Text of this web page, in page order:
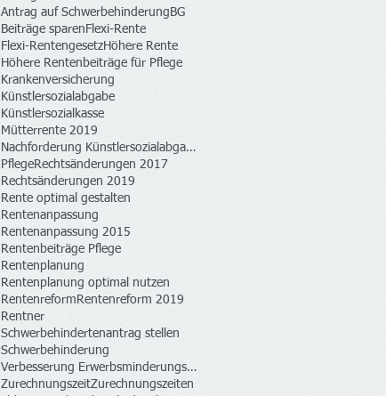
Antrag auf Schwerbehinderung BG
Beiträge sparen Flexi-Rente
Flexi-RentengesetzHöhere Rente
Höhere Rentenbeiträge für Pflege
Krankenversicherung
Künstlersozialabgabe
Künstlersozialkasse
Mütterrente 2019
Nachforderung Künstlersozialabgabe
PflegeRechtsänderungen 2017
Rechtsänderungen 2019
Rente optimal gestalten
Rentenanpassung
Rentenanpassung 2015
Rentenbeiträge Pflege
Rentenplanung
Rentenplanung optimal nutzen
Rentenreform Rentenreform 2019
Rentner
Schwerbehindertenantrag stellen
Schwerbehinderung
Verbesserung Erwerbsminderungsrenten
ZurechnungszeitZurechnungszeiten